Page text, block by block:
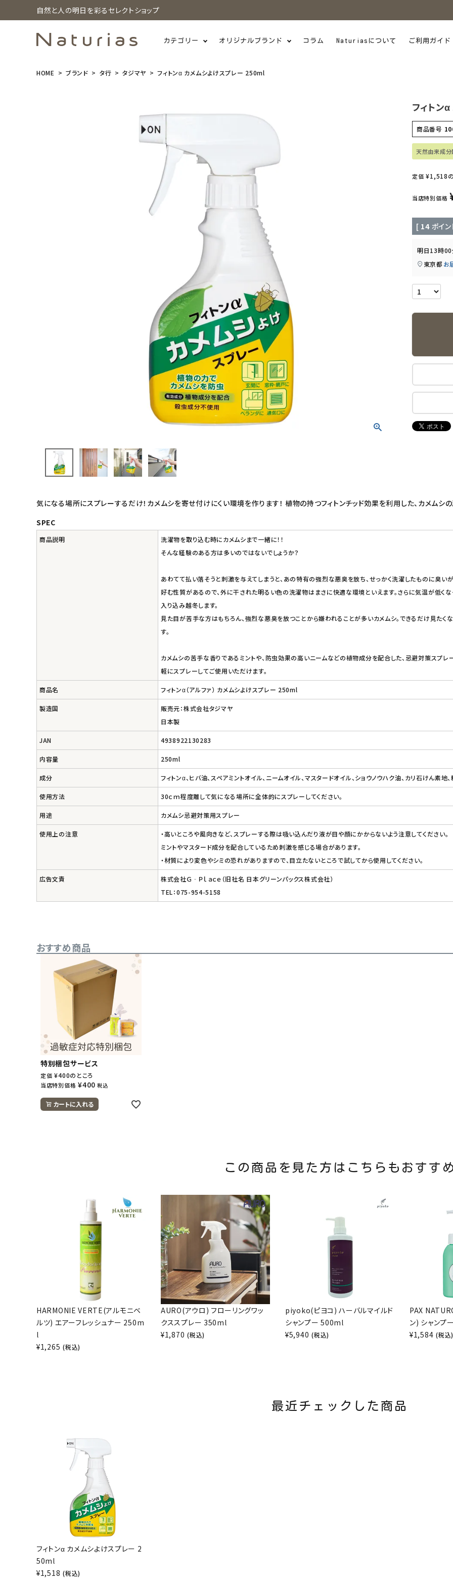
自然と人の明日を彩るセレクトショップ
カテゴリー オリジナルブランド コラム Naturiasについて ご利用ガイド
インナー・下着・ナイトウェア
キッズ・ベビー・マタニティ
キッチン用品
フード・ドリンク
エコメイト
ナチュラプラス
アルモニベルツ
コラム・スタッフのおすすめ
ご利用ガイド等
アカウント情報
ログイン
HOME ブランド タ行 タジマヤ フィトンα カメムシよけスプレー 250ml
フィトン
商品番号
天然由来成分
定価 ¥1,518
当店特別価格
[ 14 ポイ
明日13時
東京都 お
気になる場所にスプレーするだけ！カメムシを寄せ付けにくい環境を作ります！ 植物の持つフィトンチッド効果を利用した、カメムシ
SPEC
商品説明
洗濯物を取り込む時にカメムシまで一緒に！！
そんな経験のある方は多いのではないでしょうか？
あわてて払い落そうと刺激を与えてしまうと、あの特有の強烈な悪臭を放ち、せっかく洗濯したものに臭い
好む性質があるので、外に干された明るい色の洗濯物はまさに快適な環境といえます。さらに気温が低く
入り込み越冬します。
見た目が苦手な方はもちろん、強烈な悪臭を放つことから嫌われることが多いカメムシ。できるだけ見たく
す。
カメムシの苦手な香りであるミントや、防虫効果の高いニームなどの植物成分を配合した、忌避対策スプ
軽にスプレーしてご使用いただけます。
商品名 フィトンα（アルファ） カメムシよけスプレー 250ml
製造国
販売元：株式会社タジマヤ
日本製
JAN 4938922130283
内容量 250ml
成分 フィトンα、ヒバ油、スペアミントオイル、ニームオイル、マスタードオイル、ショウノウハク油、カリ石けん素地
使用方法 30ｃｍ程度離して気になる場所に全体的にスプレーしてください。
用途 カメムシ忌避対策用スプレー
使用上の注意
・高いところや風向きなど、スプレーする際は吸い込んだり液が目や顔にかからないよう注意してください。
ミントやマスタード成分を配合しているため刺激を感じる場合があります。
・材質により変色やシミの恐れがありますので、目立たないところで試してから使用してください。
広告文責
株式会社Ｇ‐Ｐｌａｃｅ（旧社名 日本グリーンパックス株式会社）
TEL：075-954-5158
おすすめ商品
特別梱包サービス
定価 ¥400のところ
当店特別価格 ¥400 税込
カートに入れる
この商品を見た方はこちらもおすす
HARMONIE VERTE(アルモニベ
ルツ) エアーフレッシュナー 250m
l
¥1,265 (税込)
AURO(アウロ) フローリングワッ
クススプレー 350ml
¥1,870 (税込)
piyoko(ピヨコ) ハーバルマイルド
シャンプー 500ml
¥5,940 (税込)
PAX
ン) シャンプ
¥1,584 (税込
最近チェックした商品
フィトンα カメムシよけスプレー 2
50ml
¥1,518 (税込)